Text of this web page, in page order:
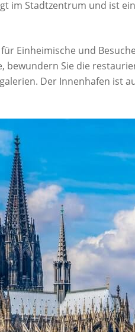
im Stadtzentrum und ist
Einheimische und
bewundern Sie die
Der Innenhafen ist